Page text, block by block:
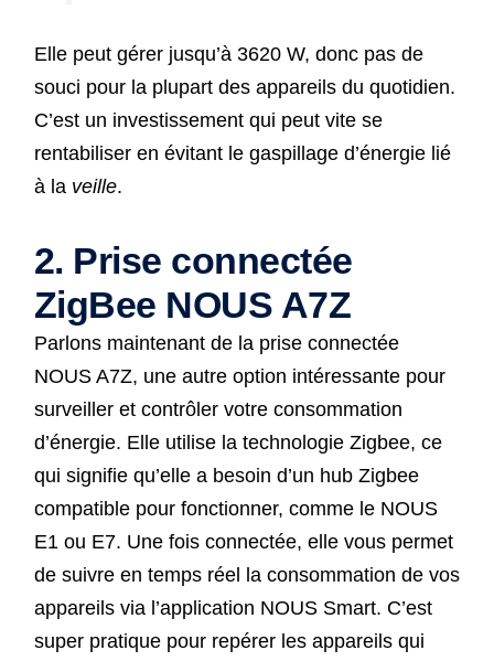
Elle peut gérer jusqu’à 3620 W, donc pas de
souci pour la plupart des appareils du quotidien.
C’est un investissement qui peut vite se
rentabiliser en évitant le gaspillage d’énergie lié
à la veille.
2. Prise connectée
ZigBee NOUS A7Z
Parlons maintenant de la prise connectée
NOUS A7Z, une autre option intéressante pour
surveiller et contrôler votre consommation
d’énergie. Elle utilise la technologie Zigbee, ce
qui signifie qu’elle a besoin d’un hub Zigbee
compatible pour fonctionner, comme le NOUS
E1 ou E7. Une fois connectée, elle vous permet
de suivre en temps réel la consommation de vos
appareils via l’application NOUS Smart. C’est
super pratique pour repérer les appareils qui